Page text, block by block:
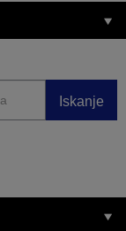
Iskanje